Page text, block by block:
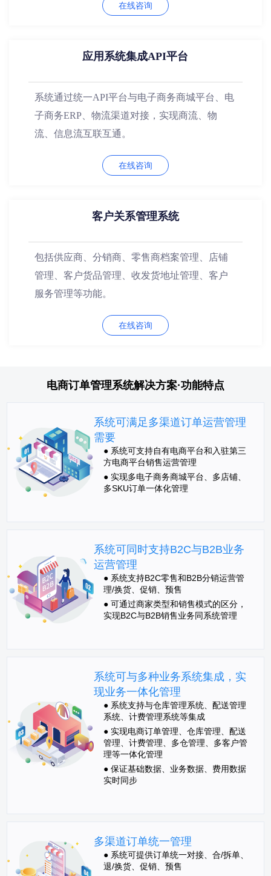
在线咨询
应用系统集成API平台
系统通过统一API平台与电子商务商城平台、电
子商务ERP、物流渠道对接，实现商流、物
流、信息流互联互通。
在线咨询
客户关系管理系统
包括供应商、分销商、零售商档案管理、店铺
管理、客户货品管理、收发货地址管理、客户
服务管理等功能。
在线咨询
电商订单管理系统解决方案·功能特点
系统可满足多渠道订单运营管理
需要
● 系统可支持自有电商平台和入驻第三
方电商平台销售运营管理
● 实现多电子商务商城平台、多店铺、
多SKU订单一体化管理
系统可同时支持B2C与B2B业务
运营管理
● 系统支持B2C零售和B2B分销运营管
理/换货、促销、预售
● 可通过商家类型和销售模式的区分，
实现B2C与B2B销售业务同系统管理
系统可与多种业务系统集成，实
现业务一体化管理
● 系统支持与仓库管理系统、配送管理
系统、计费管理系统等集成
● 实现电商订单管理、仓库管理、配送
管理、计费管理、多仓管理、多客户管
理等一体化管理
● 保证基础数据、业务数据、费用数据
实时同步
多渠道订单统一管理
● 系统可提供订单统一对接、合/拆单、
退/换货、促销、预售